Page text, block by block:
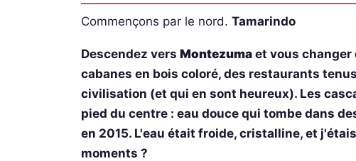
Commençons par le nord. Tamarindo
Descendez vers Montezuma et vous changer
cabanes en bois coloré, des restaurants
civilisation (et qui en sont heureux). Les
pied du centre : eau douce qui tombe dans
en 2015. L'eau était froide, cristalline, et
moments ?